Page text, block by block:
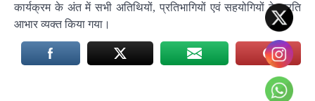
कार्यक्रम के अंत में सभी अतिथियों, प्रतिभागियों एवं सहयोगियों के प्रति
आभार व्यक्त किया गया।